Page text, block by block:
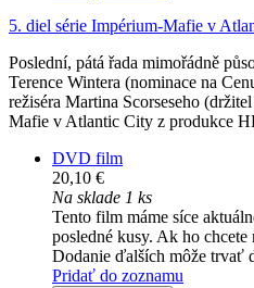
5. diel série Impérium-Mafie v
Poslední, pátá řada mimořádně
Terence Wintera (nominace na
režiséra Martina Scorseseho
Mafie v Atlantic City z produkce
DVD film
20,10 €
Na sklade 1 ks
Tento film máme síce
posledné kusy. Ak ho
Dodanie ďalších môže trvať
Pridať do zoznamu